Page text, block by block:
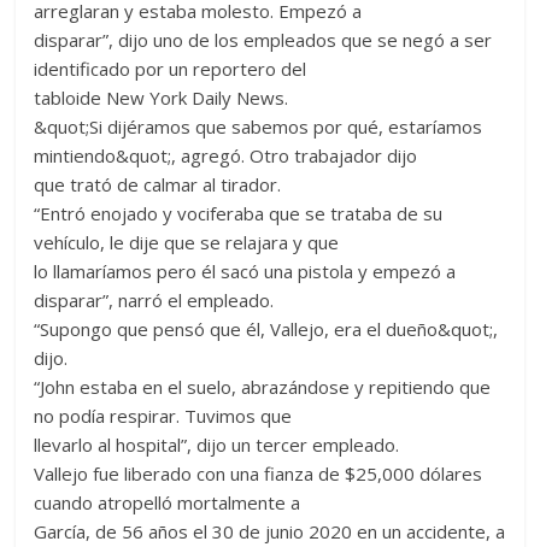
arreglaran y estaba molesto. Empezó a
disparar”, dijo uno de los empleados que se negó a ser
identificado por un reportero del
tabloide New York Daily News.
&quot;Si dijéramos que sabemos por qué, estaríamos
mintiendo&quot;, agregó. Otro trabajador dijo
que trató de calmar al tirador.
“Entró enojado y vociferaba que se trataba de su
vehículo, le dije que se relajara y que
lo llamaríamos pero él sacó una pistola y empezó a
disparar”, narró el empleado.
“Supongo que pensó que él, Vallejo, era el dueño&quot;,
dijo.
“John estaba en el suelo, abrazándose y repitiendo que
no podía respirar. Tuvimos que
llevarlo al hospital”, dijo un tercer empleado.
Vallejo fue liberado con una fianza de $25,000 dólares
cuando atropelló mortalmente a
García, de 56 años el 30 de junio 2020 en un accidente, a